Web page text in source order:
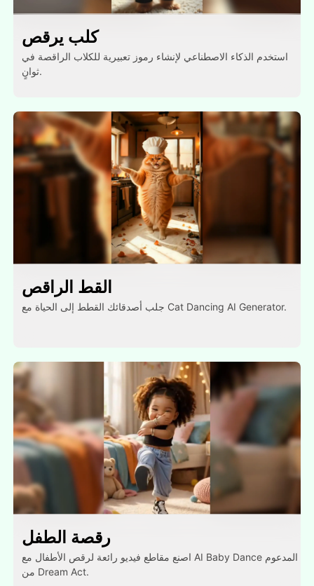
كلب يرقص
استخدم الذكاء الاصطناعي لإنشاء رموز تعبيرية للكلاب الراقصة في
ثوانٍ.
القط الراقص
جلب أصدقائك القطط إلى الحياة مع Cat Dancing AI Generator.
رقصة الطفل
اصنع مقاطع فيديو رائعة لرقص الأطفال مع AI Baby Dance المدعوم
من Dream Act.